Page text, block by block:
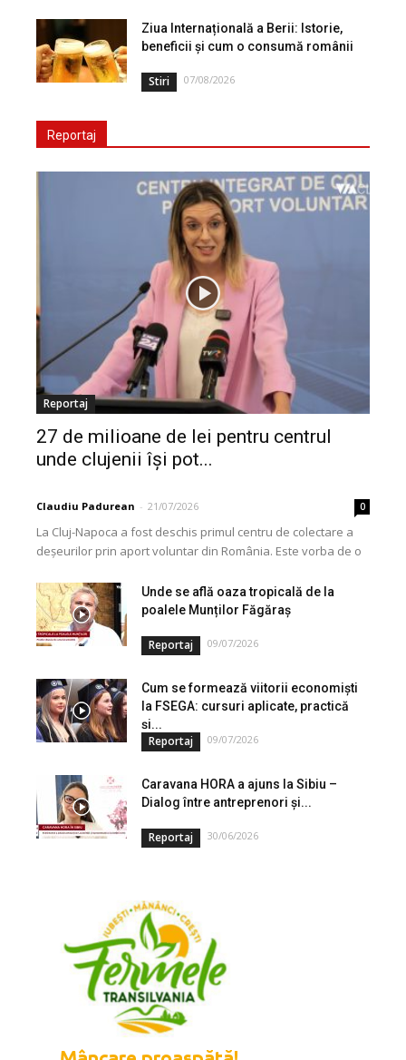
Ziua Internațională a Berii: Istorie,
beneficii și cum o consumă românii
Stiri 07/08/2026
Reportaj
Reportaj
27 de milioane de lei pentru centrul
unde clujenii își pot...
Claudiu Padurean - 21/07/2026 0
La Cluj-Napoca a fost deschis primul centru de colectare a
deșeurilor prin aport voluntar din România. Este vorba de o
Unde se află oaza tropicală de la
poalele Munților Făgăraș
Reportaj 09/07/2026
Cum se formează viitorii economiști
la FSEGA: cursuri aplicate, practică
și...
Reportaj 09/07/2026
Caravana HORA a ajuns la Sibiu –
Dialog între antreprenori și...
Reportaj 30/06/2026